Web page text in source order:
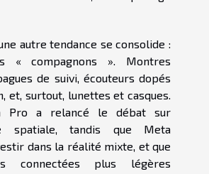
autre tendance se consolide :
« compagnons ». Montres
de suivi, écouteurs dopés
et, surtout, lunettes et casques.
Pro a relancé le débat sur
spatiale, tandis que Meta
dans la réalité mixte, et que
connectées plus légères